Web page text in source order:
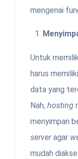
mengenai
Untuk
harus
data yang
Nah, hosting
menyimpan
serveragar
mudah